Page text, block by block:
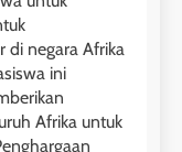
Practice
di negara Afrika
ini
Afrika untuk